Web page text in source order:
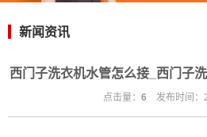
新闻资讯
西门子洗衣机水管怎么接_西门子
点击量： 6 发布时间：